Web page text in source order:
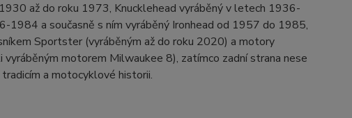
až do roku 1973, Knucklehead vyráběný v letech 1936-
a současně s ním vyráběný Ironhead od 1957 do 1985,
Sportster (vyráběným až do roku 2020) a motory
motorem Milwaukee 8), zatímco zadní strana nese
a motocyklové historii.